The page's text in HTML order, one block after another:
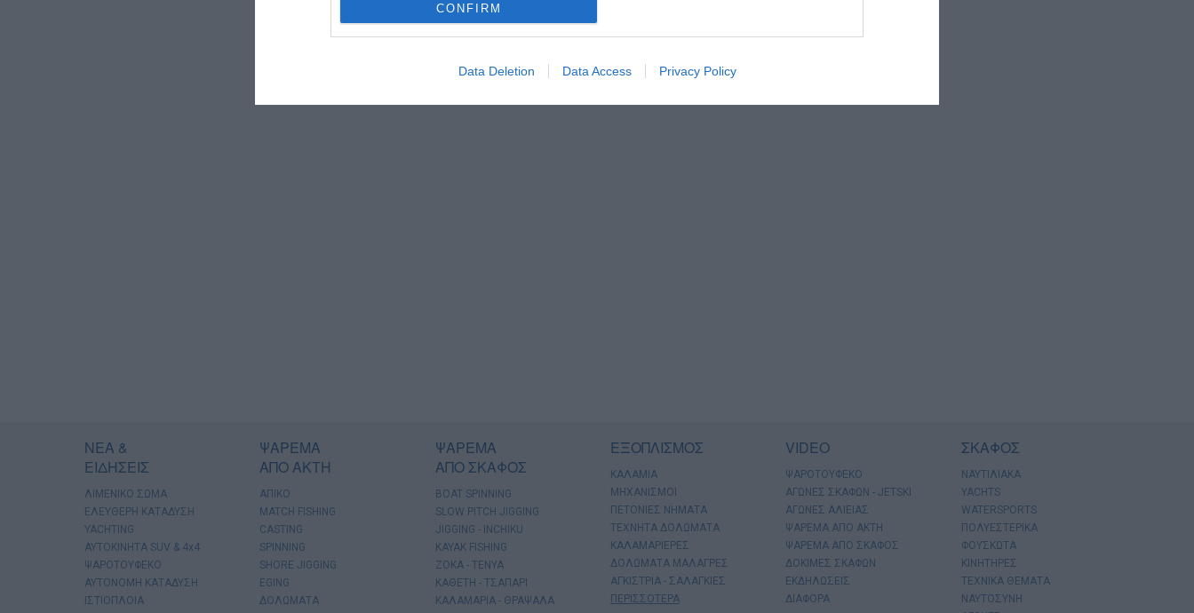
CONFIRM
Data Deletion Data Access Privacy Policy
ΝΕΑ &
ΕΙΔΗΣΕΙΣ
ΛΙΜΕΝΙΚΟ ΣΩΜΑ
ΕΛΕΥΘΕΡΗ ΚΑΤΑΔΥΣΗ
YACHTING
AYTOKINHTA SUV & 4x4
ΨΑΡΟΤΟΥΦΕΚΟ
ΑΥΤΟΝΟΜΗ ΚΑΤΑΔΥΣΗ
ΙΣΤΙΟΠΛΟΙΑ
ΨΑΡΕΜΑ
ΑΠΟ ΑΚΤΗ
ΑΠΙΚΟ
MATCH FISHING
CASTING
SPINNING
SHORE JIGGING
EGING
ΔΟΛΩΜΑΤΑ
ΨΑΡΕΜΑ
ΑΠΟ ΣΚΑΦΟΣ
BOAT SPINNING
SLOW PITCH JIGGING
JIGGING - INCHIKU
KAYAK FISHING
ΖΟΚΑ - ΤΕΝΥΑ
ΚΑΘΕΤΗ - ΤΣΑΠΑΡΙ
ΚΑΛΑΜΑΡΙΑ - ΘΡΑΨΑΛΑ
ΕΞΟΠΛΙΣΜΟΣ
ΚΑΛΑΜΙΑ
ΜΗΧΑΝΙΣΜΟΙ
ΠΕΤΟΝΙΕΣ ΝΗΜΑΤΑ
ΤΕΧΝΗΤΑ ΔΟΛΩΜΑΤΑ
ΚΑΛΑΜΑΡΙΕΡΕΣ
ΔΟΛΩΜΑΤΑ ΜΑΛΑΓΡΕΣ
ΑΓΚΙΣΤΡΙΑ - ΣΑΛΑΓΚΙΕΣ
ΠΕΡΙΣΣΟΤΕΡΑ
VIDEO
ΨΑΡΟΤΟΥΦΕΚΟ
ΑΓΩΝΕΣ ΣΚΑΦΩΝ - JETSKI
ΑΓΩΝΕΣ ΑΛΙΕΙΑΣ
ΨΑΡΕΜΑ ΑΠΟ ΑΚΤΗ
ΨΑΡΕΜΑ ΑΠΟ ΣΚΑΦΟΣ
ΔΟΚΙΜΕΣ ΣΚΑΦΩΝ
ΕΚΔΗΛΩΣΕΙΣ
ΔΙΑΦΟΡΑ
ΣΚΑΦΟΣ
ΝΑΥΤΙΛΙΑΚΑ
YACHTS
WATERSPORTS
ΠΟΛΥΕΣΤΕΡΙΚΑ
ΦΟΥΣΚΩΤΑ
ΚΙΝΗΤΗΡΕΣ
ΤΕΧΝΙΚΑ ΘΕΜΑΤΑ
ΝΑΥΤΟΣΥΝΗ